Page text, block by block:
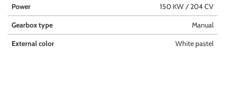
Power 150 KW / 204 CV
Gearbox type Manual
External color White pastel